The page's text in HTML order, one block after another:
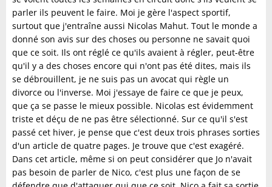
parler ils peuvent le faire. Moi je gère l'aspect sportif,
surtout que j'entraîne aussi Nicolas Mahut. Tout le monde a
donné son avis sur des choses ou personne ne savait quoi
que ce soit. Ils ont réglé ce qu'ils avaient à régler, peut-être
qu'il y a des choses encore qui n'ont pas été dites, mais ils
se débrouillent, je ne suis pas un avocat qui règle un
divorce ou l'inverse. Moi j'essaye de faire ce que je peux,
que ça se passe le mieux possible. Nicolas est évidemment
triste et déçu de ne pas être sélectionné. Sur ce qu'il s'est
passé cet hiver, je pense que c'est deux trois phrases sorties
d'un article de quatre pages. Je trouve que c'est exagéré.
Dans cet article, même si on peut considérer que Jo n'avait
pas besoin de parler de Nico, c'est plus une façon de se